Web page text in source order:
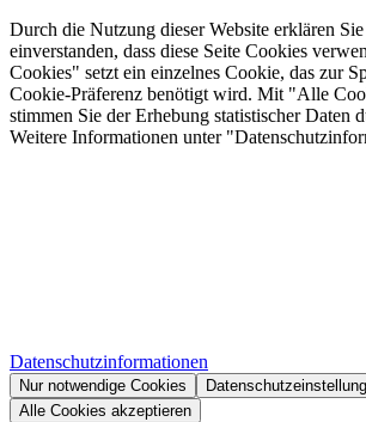
Durch die Nutzung dieser Website erklären
einverstanden, dass diese Seite Cookies
Cookies" setzt ein einzelnes Cookie, das zur
Cookie-Präferenz benötigt wird. Mit "Alle
stimmen Sie der Erhebung statistischer Daten
Weitere Informationen unter
Datenschutzinformationen
Nur notwendige Cookies
Alle Cookies akzeptieren